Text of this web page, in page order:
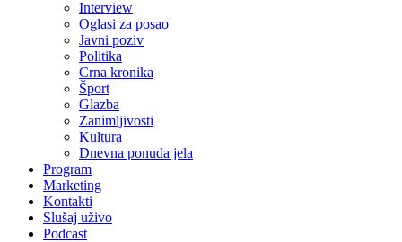
Interview
Oglasi za posao
Javni poziv
Politika
Crna kronika
Šport
Glazba
Zanimljivosti
Kultura
Dnevna ponuda jela
Program
Marketing
Kontakti
Slušaj uživo
Podcast